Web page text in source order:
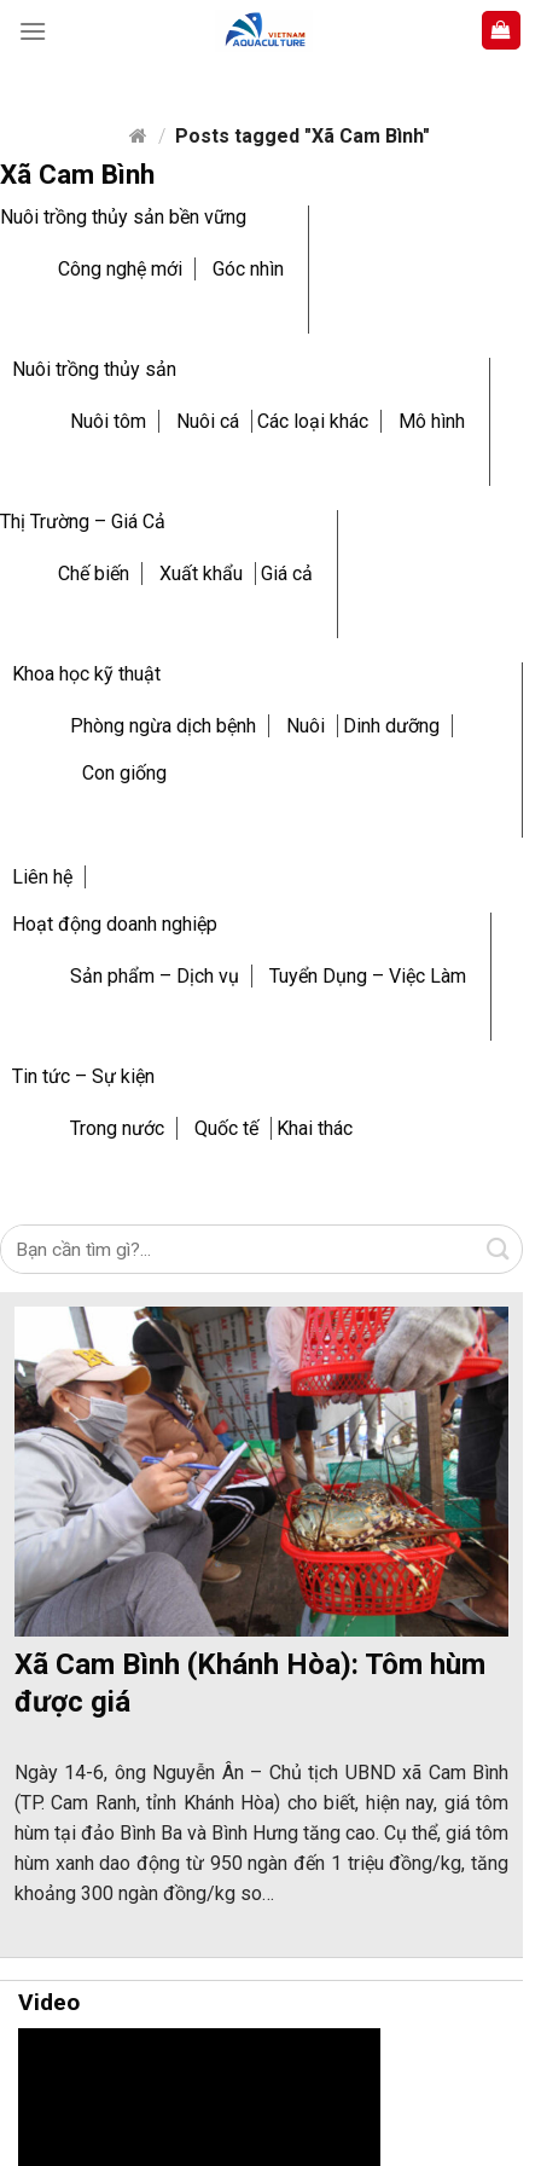
/ Posts tagged "Xã Cam Bình"
Xã Cam Bình
Nuôi trồng thủy sản bền vững
Công nghệ mới Góc nhìn
Nuôi trồng thủy sản
Nuôi tôm Nuôi cá Các loại khác Mô hình
Thị Trường – Giá Cả
Chế biến Xuất khẩu Giá cả
Khoa học kỹ thuật
Phòng ngừa dịch bệnh Nuôi Dinh dưỡng
Con giống
Liên hệ
Hoạt động doanh nghiệp
Sản phẩm – Dịch vụ Tuyển Dụng – Việc Làm
Tin tức – Sự kiện
Trong nước Quốc tế Khai thác
Xã Cam Bình (Khánh Hòa): Tôm hùm
được giá
Ngày 14-6, ông Nguyễn Ân – Chủ tịch UBND xã Cam Bình
(TP. Cam Ranh, tỉnh Khánh Hòa) cho biết, hiện nay, giá tôm
hùm tại đảo Bình Ba và Bình Hưng tăng cao. Cụ thể, giá tôm
hùm xanh dao động từ 950 ngàn đến 1 triệu đồng/kg, tăng
khoảng 300 ngàn đồng/kg so…
Video